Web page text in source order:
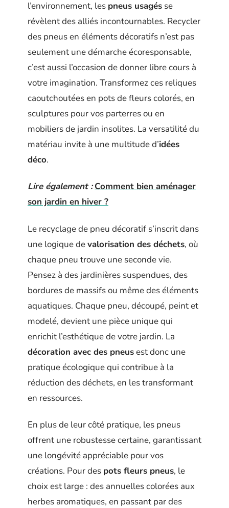
l’environnement, les pneus usagés se
révèlent des alliés incontournables. Recycler
des pneus en éléments décoratifs n’est pas
seulement une démarche écoresponsable,
c’est aussi l’occasion de donner libre cours à
votre imagination. Transformez ces reliques
caoutchoutées en pots de fleurs colorés, en
sculptures pour vos parterres ou en
mobiliers de jardin insolites. La versatilité du
matériau invite à une multitude d’idées
déco.
Lire également : Comment bien aménager
son jardin en hiver ?
Le recyclage de pneu décoratif s’inscrit dans
une logique devalorisation des déchets, où
chaque pneu trouve une seconde vie.
Pensez à des jardinières suspendues, des
bordures de massifs ou même des éléments
aquatiques. Chaque pneu, découpé, peint et
modelé, devient une pièce unique qui
enrichit l’esthétique de votre jardin. La
décoration avec des pneusest donc une
pratique écologique qui contribue à la
réduction des déchets, en les transformant
en ressources.
En plus de leur côté pratique, les pneus
offrent une robustesse certaine, garantissant
une longévité appréciable pour vos
créations. Pour des pots fleurs pneus, le
choix est large : des annuelles colorées aux
herbes aromatiques, en passant par des